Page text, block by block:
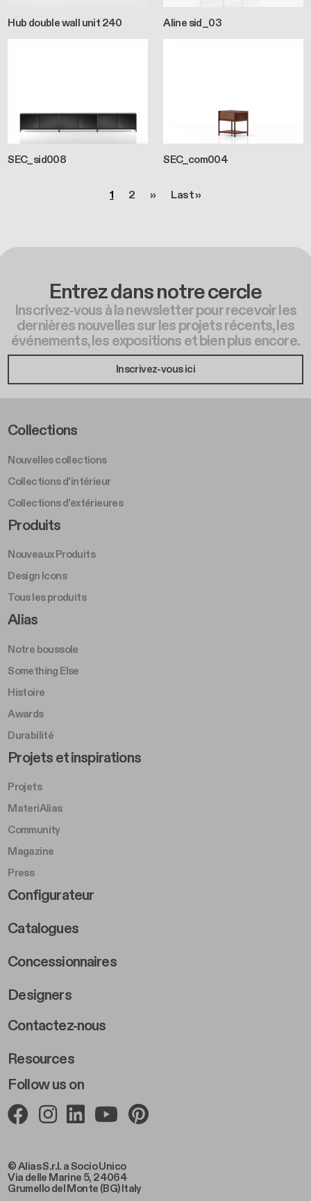
Hub double wall unit 240 Aline sid_03
SEC_sid008 SEC_com004
Page
1 Page
2 Page suivante
›› Dernière page
Last »
Entrez dans notre cercle
Inscrivez-vous à la newsletter pour recevoir les
dernières nouvelles sur les projets récents, les
événements, les expositions et bien plus encore.
Inscrivez-vous ici
© Alias S.r.l. a Socio Unico
Via delle Marine 5, 24064
Grumello del Monte (BG) Italy
Footer Left Middle A
Collections
Nouvelles collections
Collections d'intérieur
Collections d'extérieures
Footer Right Middle A
Produits
Nouveaux Produits
Design Icons
Tous les produits
Footer Right A
Alias
Notre boussole
Something Else
Histoire
Awards
Durabilité
Follow us on
Footer Left Middle B
Projets et inspirations
Projets
MateriAlias
Community
Magazine
Press
Footer Right Middle B
Configurateur
Catalogues
Concessionnaires
Designers
Footer Right 2
Contactez-nous
Resources